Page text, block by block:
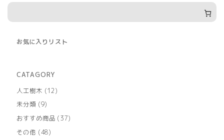
お気に入りリスト
CATAGORY
人工樹木
1212
商
未分類 99
の
商
おすすめ商品 3737
その他 4848